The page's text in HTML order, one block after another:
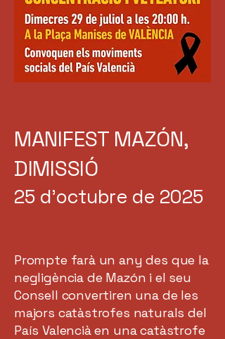
MANIFEST MAZÓN,
DIMISSIÓ
25 d’octubre de 2025
Prompte farà un any des que la
negligència de Mazón i el seu
Consell convertiren una de les
majors catàstrofes naturals del
País Valencià en una catàstrofe